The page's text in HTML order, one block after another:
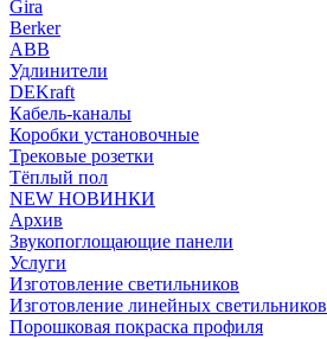
Gira
Berker
ABB
Удлинители
DEKraft
Кабель-каналы
Коробки установочные
Трековые розетки
Тёплый пол
NEW НОВИНКИ
Архив
Звукопоглощающие панели
Услуги
Изготовление светильников
Изготовление линейных светильников
Порошковая покраска профиля